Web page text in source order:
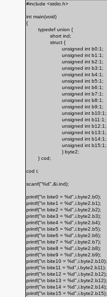
#include <stdio.h>
int main(void)
{
typedef union {
short ind;
struct {
unsigned int b0:1;
unsigned int b1:1;
unsigned int b2:1;
unsigned int b3:1;
unsigned int b4:1;
unsigned int b5:1;
unsigned int b6:1;
unsigned int b7:1;
unsigned int b8:1;
unsigned int b9:1;
unsigned int b10:1;
unsigned int b11:1;
unsigned int b12:1;
unsigned int b13:1;
unsigned int b14:1;
unsigned int b15:1;
} byte2;
} cod;
cod i;
scanf("%d",&i.ind);
printf("\n bite0 = %d",i.byte2.b0);
printf("\n bite1 = %d",i.byte2.b1);
printf("\n bite2 = %d",i.byte2.b2);
printf("\n bite3 = %d",i.byte2.b3);
printf("\n bite4 = %d",i.byte2.b4);
printf("\n bite5 = %d",i.byte2.b5);
printf("\n bite6 = %d",i.byte2.b6);
printf("\n bite7 = %d",i.byte2.b7);
printf("\n bite8 = %d",i.byte2.b8);
printf("\n bite9 = %d",i.byte2.b9);
printf("\n bite10 = %d",i.byte2.b10);
printf("\n bite11 = %d",i.byte2.b11);
printf("\n bite12 = %d",i.byte2.b12);
printf("\n bite13 = %d",i.byte2.b12);
printf("\n bite14 = %d",i.byte2.b14);
printf("\n bite15 = %d",i.byte2.b15);